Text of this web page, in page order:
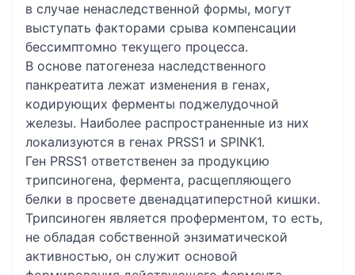
в случае ненаследственной формы, могут
выступать факторами срыва компенсации
бессимптомно текущего процесса.
В основе патогенеза наследственного
панкреатита лежат изменения в генах,
кодирующих ферменты поджелудочной
железы. Наиболее распространенные из них
локализуются в генах PRSS1 и SPINK1.
Ген PRSS1 ответственен за продукцию
трипсиногена, фермента, расщепляющего
белки в просвете двенадцатиперстной кишки.
Трипсиноген является проферментом, то есть,
не обладая собственной энзиматической
активностью, он служит основой